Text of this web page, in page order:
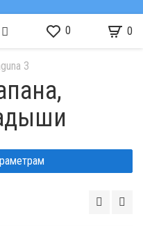
0 0
3